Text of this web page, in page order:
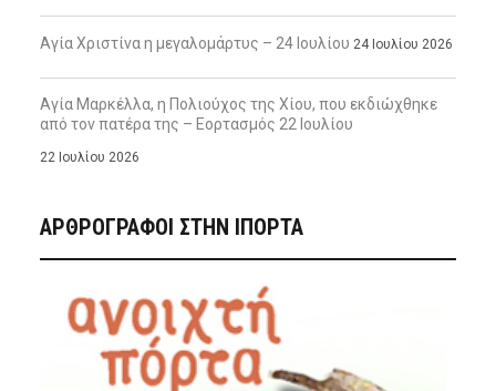
Αγία Χριστίνα η μεγαλομάρτυς – 24 Ιουλίου 24 Ιουλίου 2026
Αγία Μαρκέλλα, η Πολιούχος της Χίου, που εκδιώχθηκε
από τον πατέρα της – Εορτασμός 22 Ιουλίου
22 Ιουλίου 2026
ΑΡΘΡΟΓΡΑΦΟΙ ΣΤΗΝ IΠΟΡΤΑ